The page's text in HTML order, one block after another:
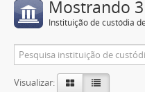
Mostrando
Instituição de custódia
Visualizar: